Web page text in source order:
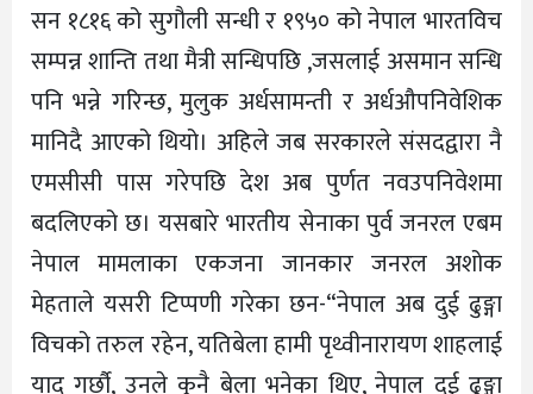
सन १८१६ को सुगौली सन्धी र १९५० को नेपाल भारतविच
सम्पन्न शान्ति तथा मैत्री सन्धिपछि ,जसलाई असमान सन्धि
पनि भन्ने गरिन्छ, मुलुक अर्धसामन्ती र अर्धऔपनिवेशिक
मानिदै आएको थियो। अहिले जब सरकारले संसदद्वारा नै
एमसीसी पास गरेपछि देश अब पुर्णत नवउपनिवेशमा
बदलिएको छ। यसबारे भारतीय सेनाका पुर्व जनरल एबम
नेपाल मामलाका एकजना जानकार जनरल अशोक
मेहताले यसरी टिप्पणी गरेका छन-“नेपाल अब दुई ढुङ्गा
विचको तरुल रहेन, यतिबेला हामी पृथ्वीनारायण शाहलाई